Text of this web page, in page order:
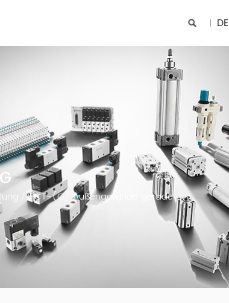
/IPCT-(G) Außengewinde gerade